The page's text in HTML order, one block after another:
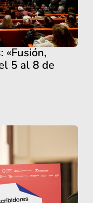
«Fusión,
5 al 8 de